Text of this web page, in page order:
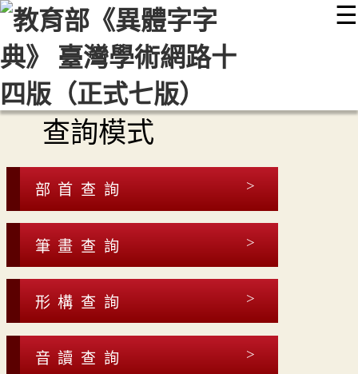
☰
::: 最新消息 常見問題 編輯說明
顯示模式
網站導覽
查詢模式
部首查詢
筆畫查詢
形構查詢
音讀查詢